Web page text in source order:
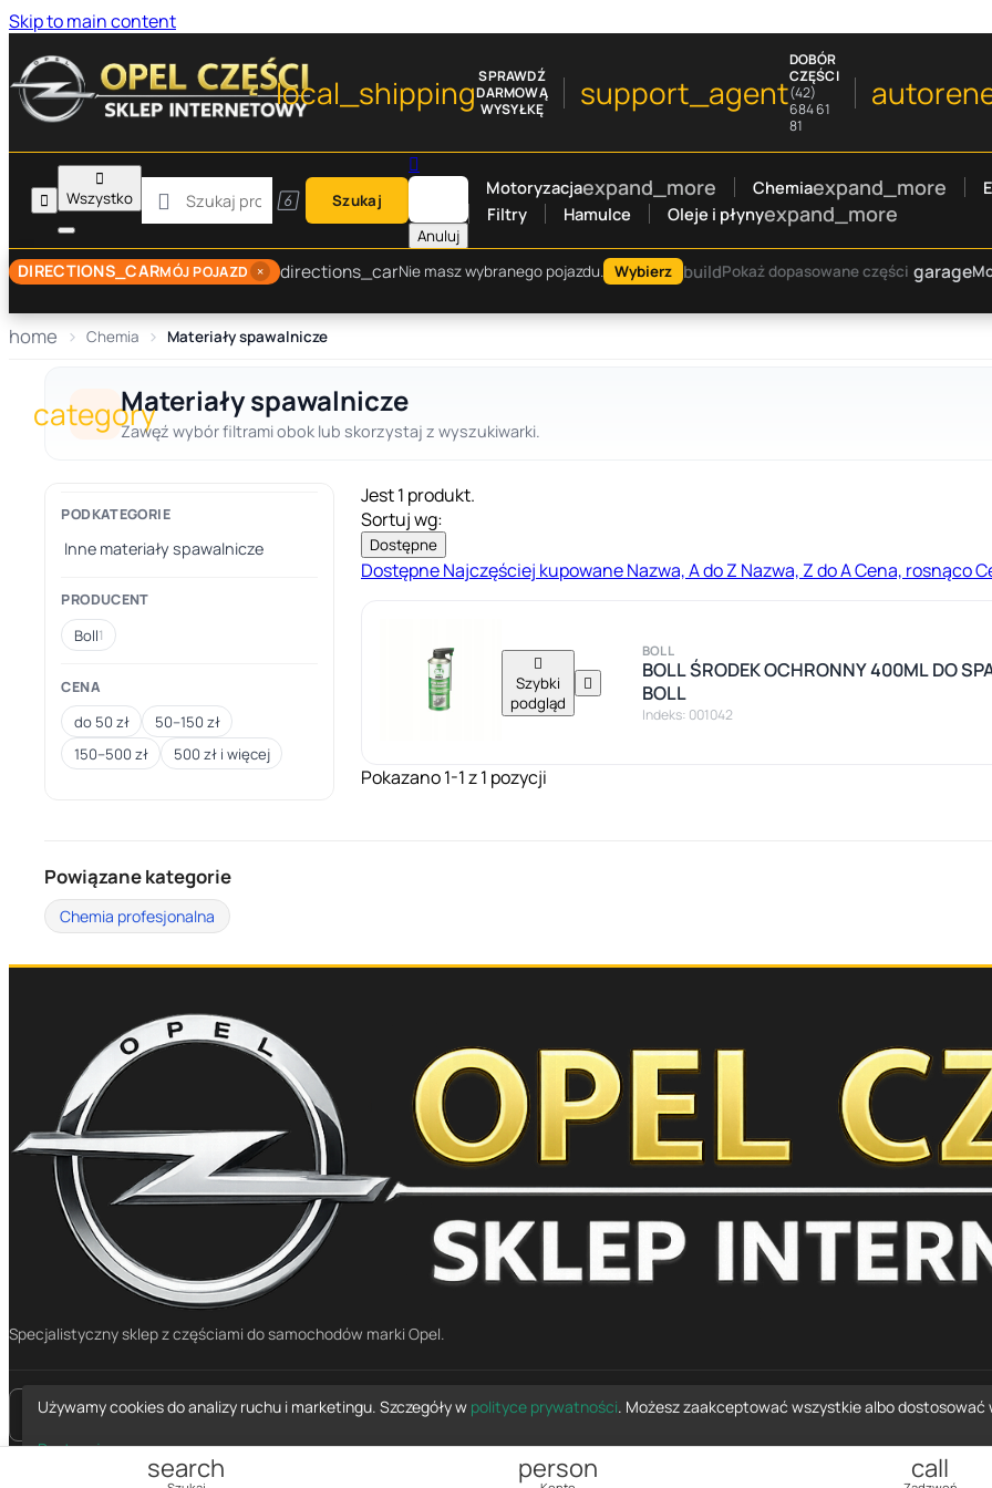
Skip to main content
local_shippingSPRAWDŹ
DARMOWĄ
WYSYŁKĘ
support_agent
DOBÓR
CZĘŚCI
(42)
684 61
81


Wszystko
  Szukaj

Anuluj
Motoryzacjaexpand_more Chemiaexpand_more
Filtry Hamulce Oleje i płynyexpand_more
DIRECTIONS_CARMÓJ POJAZD × directions_carNie masz wybranego pojazdu. Wybierz buildPokaż dopasowane części garage
home Chemia Materiały spawalnicze
categoryMateriały spawalnicze
Zawęź wybór filtrami obok lub skorzystaj z wyszukiwarki.
PODKATEGORIE
Inne materiały spawalnicze
PRODUCENT
Boll1
CENA
do 50 zł
50–150 zł
150–500 zł
500 zł i więcej
Jest 1 produkt.
Sortuj wg:
Dostępne
DostępneNajczęściej kupowaneNazwa, A do Z Nazwa, Z do ACena, rosnąco

Szybki
podgląd

BOLL
BOLL ŚRODEK OCHRONNY 400ML DO
BOLL
Indeks: 001042
Pokazano 1-1 z 1 pozycji
Powiązane kategorie
Chemia profesjonalna
Specjalistyczny sklep z częściami do samochodów marki Opel.
placeMapa dojazdu © 2026 opelczesci.com.pl — wszelkie prawa zastrzeżone
search person call
Używamy cookies do analizy ruchu i marketingu. Szczegóły w polityce prywatności. Możesz zaakceptować wszystkie albo dostosować
Dostosuj